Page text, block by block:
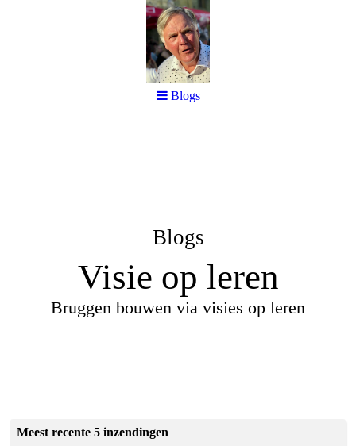
Blogs
Visie op leren
Bruggen bouwen via visies op leren
Meest recente 5 inzendingen
Blogs